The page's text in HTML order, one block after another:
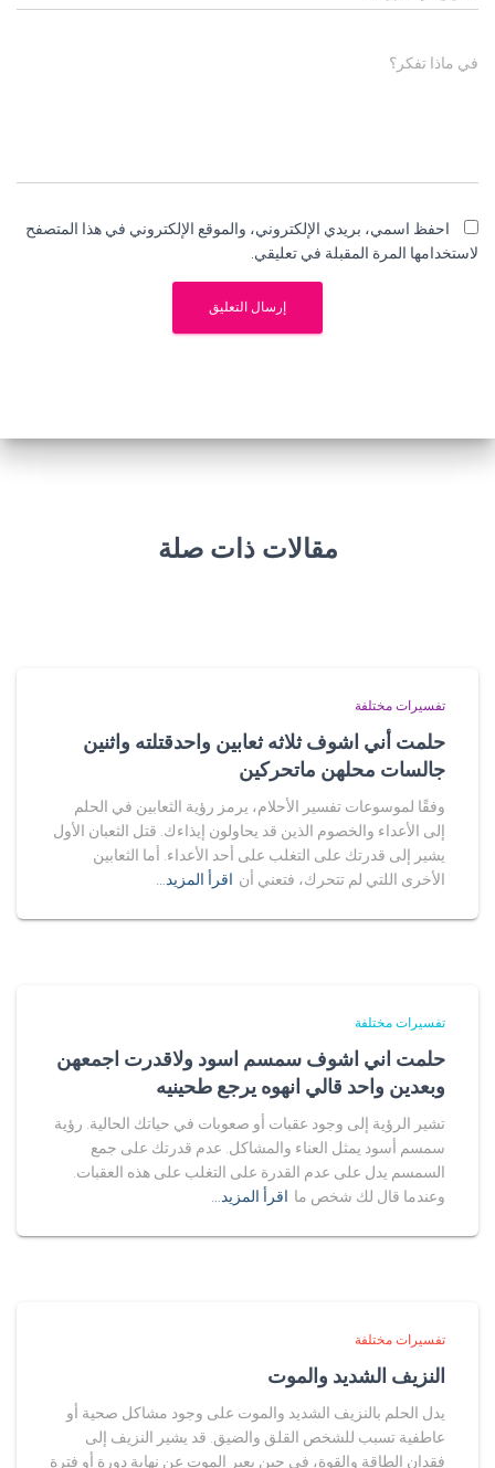
في ماذا تفكر؟
احفظ اسمي، بريدي الإلكتروني، والموقع الإلكتروني في هذا المتصفح
لاستخدامها المرة المقبلة في تعليقي.
مقالات ذات صلة
تفسيرات مختلفة
حلمت أني اشوف ثلاثه ثعابين واحدقتلته واثنين
جالسات محلهن ماتحركين
وفقًا لموسوعات تفسير الأحلام، يرمز رؤية الثعابين في الحلم
إلى الأعداء والخصوم الذين قد يحاولون إيذاءك. قتل الثعبان الأول
يشير إلى قدرتك على التغلب على أحد الأعداء. أما الثعابين
الأخرى اللتي لم تتحرك، فتعني أن اقرأ المزيد…
تفسيرات مختلفة
حلمت اني اشوف سمسم اسود ولاقدرت اجمعهن
وبعدين واحد قالي انهوه يرجع طحينيه
تشير الرؤية إلى وجود عقبات أو صعوبات في حياتك الحالية. رؤية
سمسم أسود يمثل العناء والمشاكل. عدم قدرتك على جمع
السمسم يدل على عدم القدرة على التغلب على هذه العقبات.
وعندما قال لك شخص ما اقرأ المزيد…
تفسيرات مختلفة
النزيف الشديد والموت
يدل الحلم بالنزيف الشديد والموت على وجود مشاكل صحية أو
عاطفية تسبب للشخص القلق والضيق. قد يشير النزيف إلى
فقدان الطاقة والقوة، في حين يعبر الموت عن نهاية دورة أو فترة